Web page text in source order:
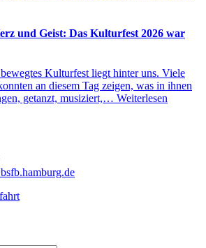
und Geist: Das Kulturfest 2026 war
Kulturfest liegt hinter uns. Viele
an diesem Tag zeigen, was in ihnen
getanzt, musiziert,… Weiterlesen